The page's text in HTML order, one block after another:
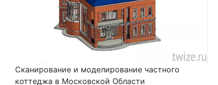
Сканирование и моделирование частного
коттеджа в Московской Области